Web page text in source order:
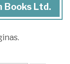
Books Ltd.